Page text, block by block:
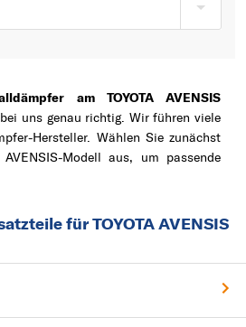
am TOYOTA AVENSIS
uns genau richtig. Wir führen viele
Hersteller. Wählen Sie zunächst
AVENSIS-Modell aus, um passende
für TOYOTA AVENSIS